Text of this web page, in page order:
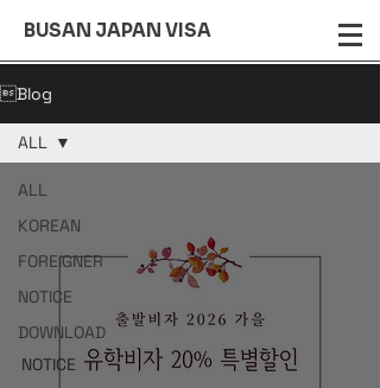
BUSAN JAPAN VISA
Blog
ALL
KOREAN
FOREIGNER
NOTICE
DOWNLOAD
ALL
NOTICE